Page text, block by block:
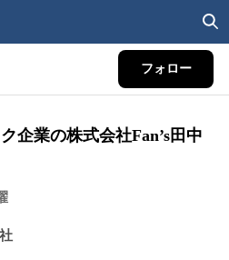
フォロー
企業の株式会社Fan’s田中